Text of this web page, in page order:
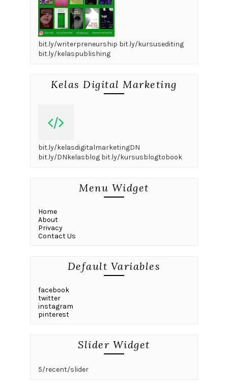
bit.ly/writerpreneurship bit.ly/kursusediting
bit.ly/kelaspublishing
Kelas Digital Marketing
bit.ly/kelasdigitalmarketingDN
bit.ly/DNkelasblog bit.ly/kursusblogtobook
Menu Widget
Home
About
Privacy
Contact Us
Default Variables
facebook
twitter
instagram
pinterest
Slider Widget
5/recent/slider